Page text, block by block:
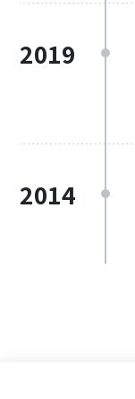
2019
2014